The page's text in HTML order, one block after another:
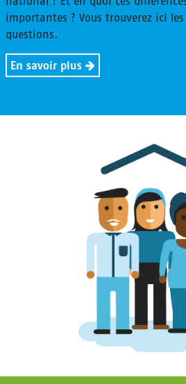
importantes ? Vous trouverez ici les
questions.
En savoir plus